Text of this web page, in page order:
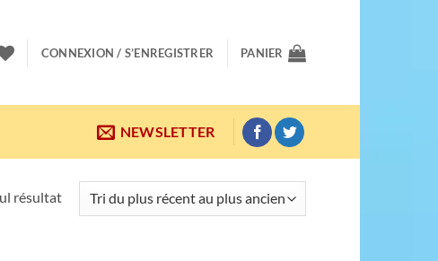
CONNEXION / S’ENREGISTRER PANIER
NEWSLETTER
résultat